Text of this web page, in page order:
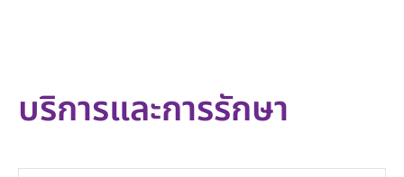
บริการและการรักษา